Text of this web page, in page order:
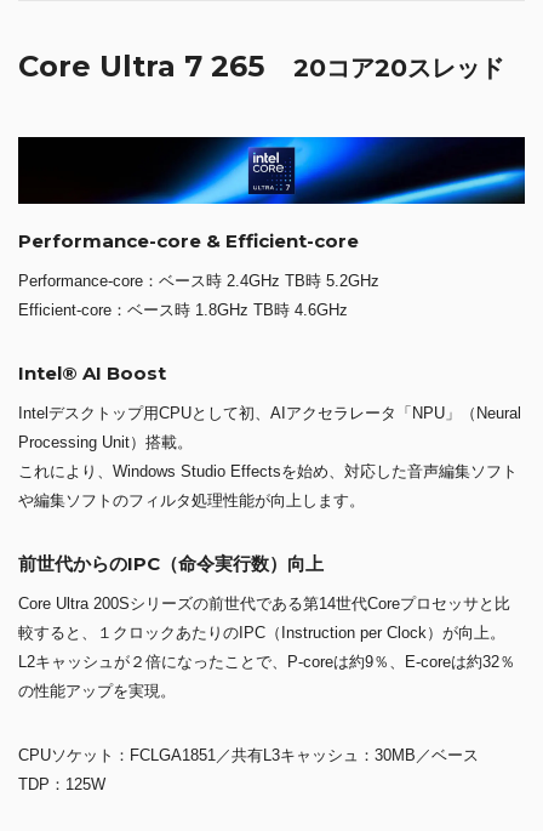
Core Ultra 7 265 20コア20スレッド
Performance-core & Efficient-core
Performance-core：ベース時 2.4GHz TB時 5.2GHz
Efficient-core：ベース時 1.8GHz TB時 4.6GHz
Intel® AI Boost
Intelデスクトップ用CPUとして初、AIアクセラレータ「NPU」（Neural
Processing Unit）搭載。
これにより、Windows Studio Effectsを始め、対応した音声編集ソフト
や編集ソフトのフィルタ処理性能が向上します。
前世代からのIPC（命令実行数）向上
Core Ultra 200Sシリーズの前世代である第14世代Coreプロセッサと比
較すると、１クロックあたりのIPC（Instruction per Clock）が向上。
L2キャッシュが２倍になったことで、P-coreは約9％、E-coreは約32％
の性能アップを実現。
CPUソケット：FCLGA1851／共有L3キャッシュ：30MB／ベース
TDP：125W